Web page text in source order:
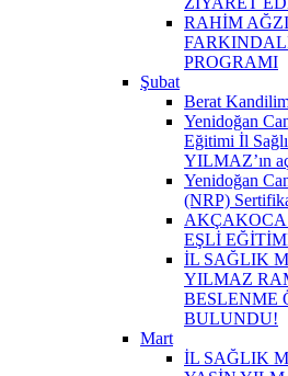
RAHİM
PROGRAMI
Şubat
Berat
Yenidoğan
Eğitimi İl
YILMAZ’ın
Yenidoğan
(NRP)
EŞLİ
İL SAĞLIK
YILMAZ
BESLENME
BULUNDU!
Mart
İL SAĞLIK